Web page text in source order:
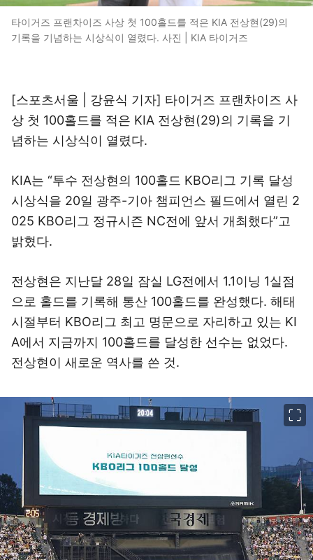
타이거즈 프랜차이즈 사상 첫 100홀드를 적은 KIA 전상현(29)의
기록을 기념하는 시상식이 열렸다. 사진 | KIA 타이거즈
[스포츠서울 | 강윤식 기자] 타이거즈 프랜차이즈 사
상 첫 100홀드를 적은 KIA 전상현(29)의 기록을 기
념하는 시상식이 열렸다.
KIA는 “투수 전상현의 100홀드 KBO리그 기록 달성
시상식을 20일 광주-기아 챔피언스 필드에서 열린 2
025 KBO리그 정규시즌 NC전에 앞서 개최했다”고
밝혔다.
전상현은 지난달 28일 잠실 LG전에서 1.1이닝 1실점
으로 홀드를 기록해 통산 100홀드를 완성했다. 해태
시절부터 KBO리그 최고 명문으로 자리하고 있는 KI
A에서 지금까지 100홀드를 달성한 선수는 없었다.
전상현이 새로운 역사를 쓴 것.